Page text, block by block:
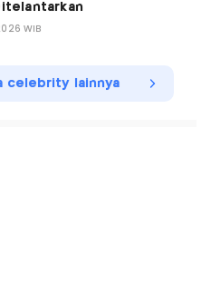
WIB
celebrity lainnya